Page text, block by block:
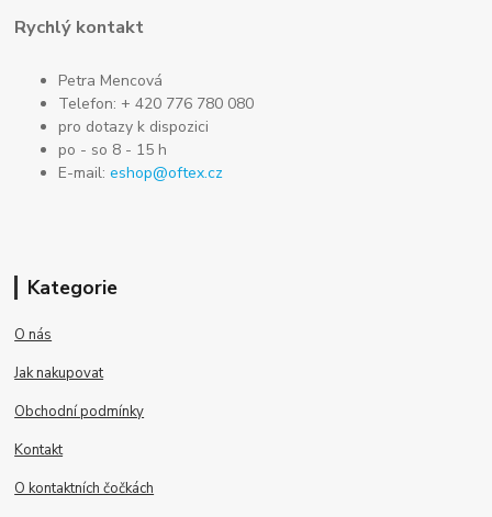
Rychlý kontakt
Petra Mencová
Telefon: + 420 776 780 080
pro dotazy k dispozici
po - so 8 - 15 h
E-mail:eshop@oftex.cz
Kategorie
O nás
Jak nakupovat
Obchodní podmínky
Kontakt
O kontaktních čočkách